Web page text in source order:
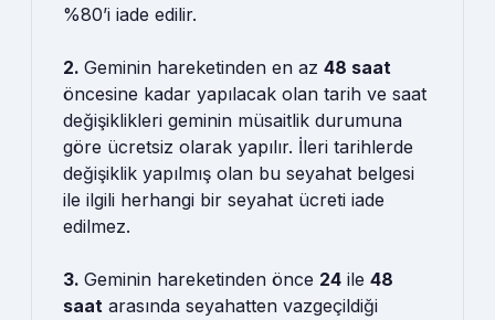
%80’i iade edilir.
2. Geminin hareketinden en az 48 saat
öncesine kadar yapılacak olan tarih ve saat
değişiklikleri geminin müsaitlik durumuna
göre ücretsiz olarak yapılır. İleri tarihlerde
değişiklik yapılmış olan bu seyahat belgesi
ile ilgili herhangi bir seyahat ücreti iade
edilmez.
3. Geminin hareketinden önce 24 ile 48
saat arasında seyahatten vazgeçildiği